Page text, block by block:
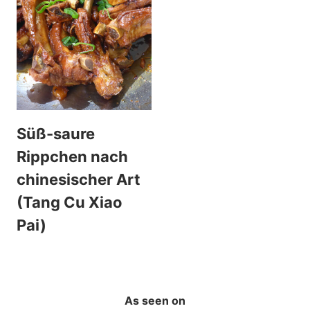
Süß-saure
Rippchen nach
chinesischer Art
(Tang Cu Xiao
Pai)
As seen on